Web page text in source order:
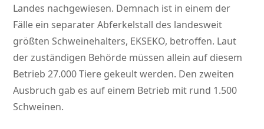
Landes nachgewiesen. Demnach ist in einem der
Fälle ein separater Abferkelstall des landesweit
größten Schweinehalters, EKSEKO, betroffen. Laut
der zuständigen Behörde müssen allein auf diesem
Betrieb 27.000 Tiere gekeult werden. Den zweiten
Ausbruch gab es auf einem Betrieb mit rund 1.500
Schweinen.